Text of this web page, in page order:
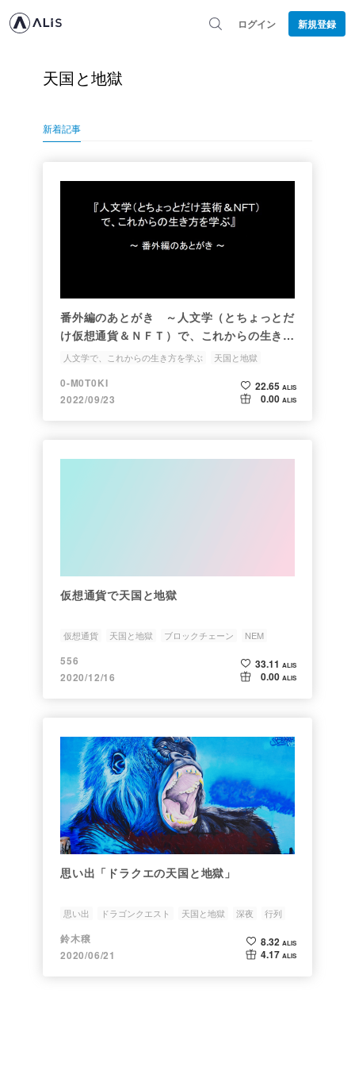
ログイン 新規登録
天国と地獄
新着記事
番外編のあとがき ～人文学（とちょっとだ
け仮想通貨＆ＮＦＴ）で、これからの生き方
を学ぶ～
人文学で、これからの生き方を学ぶ 天国と地獄
0-M0T0KI
2022/09/23
22.65 ALIS
0.00 ALIS
仮想通貨で天国と地獄
仮想通貨 天国と地獄 ブロックチェーン NEM
556
2020/12/16
33.11 ALIS
0.00 ALIS
思い出「ドラクエの天国と地獄」
思い出 ドラゴンクエスト 天国と地獄 深夜 行列
鈴木穣
2020/06/21
8.32 ALIS
4.17 ALIS